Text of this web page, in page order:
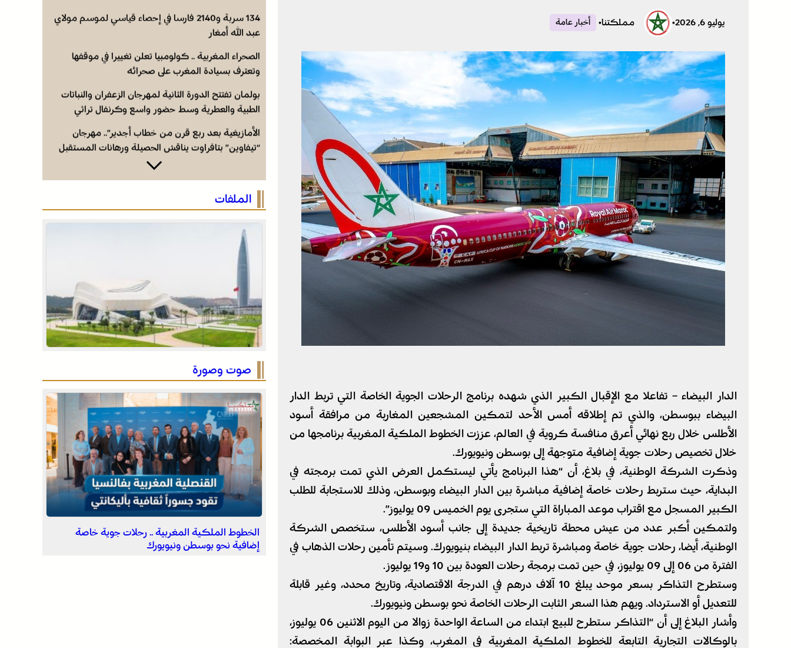
يوليو 6, 2026 • مملكتنا• أخبار عامة
الدار البيضاء – تفاعلا مع الإقبال الكبير الذي شهده برنامج الرحلات الجوية الخاصة التي تربط الدار
البيضاء ببوسطن، والذي تم إطلاقه أمس الأحد لتمكين المشجعين المغاربة من مرافقة أسود
الأطلس خلال ربع نهائي أعرق منافسة كروية في العالم، عززت الخطوط الملكية المغربية برنامجها من
خلال تخصيص رحلات جوية إضافية متوجهة إلى بوسطن ونيويورك.
وذكرت الشركة الوطنية، في بلاغ، أن “هذا البرنامج يأتي ليستكمل العرض الذي تمت برمجته في
البداية، حيث ستربط رحلات خاصة إضافية مباشرة بين الدار البيضاء وبوسطن، وذلك للاستجابة للطلب
الكبير المسجل مع اقتراب موعد المباراة التي ستجرى يوم الخميس 09 يوليوز”.
ولتمكين أكبر عدد من عيش محطة تاريخية جديدة إلى جانب أسود الأطلس، ستخصص الشركة
الوطنية، أيضا، رحلات جوية خاصة ومباشرة تربط الدار البيضاء بنيويورك. وسيتم تأمين رحلات الذهاب في
الفترة من 06 إلى 09 يوليوز، في حين تمت برمجة رحلات العودة بين 10 و19 يوليوز.
وستطرح التذاكر بسعر موحد يبلغ 10 آلاف درهم في الدرجة الاقتصادية، وتاريخ محدد، وغير قابلة
للتعديل أو الاسترداد. ويهم هذا السعر الثابت الرحلات الخاصة نحو بوسطن ونيويورك.
وأشار البلاغ إلى أن “التذاكر ستطرح للبيع ابتداء من الساعة الواحدة زوالا من اليوم الاثنين 06 يوليوز،
بالوكالات التجارية التابعة للخطوط الملكية المغربية في المغرب، وكذا عبر البوابة المخصصة:
134 سربة و2140 فارسا في إحصاء قياسي لموسم مولاي
عبد الله أمغار
الصحراء المغربية .. كولومبيا تعلن تغييرا في موقفها
وتعترف بسيادة المغرب على صحرائه
بولمان تفتتح الدورة الثانية لمهرجان الزعفران والنباتات
الطبية والعطرية وسط حضور واسع وكرنفال تراثي
مميز
الأمازيغية بعد ربع قرن من خطاب أجدير”.. مهرجان
“تيفاوين” بتافراوت يناقش الحصيلة ورهانات المستقبل
134 سربة و2140 فارسا في إحصاء قياسي لموسم مولاي
الصحراء المغربية .. كولومبيا تعلن تغييرا في موقفها
بولمان تفتتح الدورة الثانية لمهرجان الزعفران والنباتات
الطبية والعطرية وسط حضور واسع وكرنفال تراثي
الأمازيغية بعد ربع قرن من خطاب أجدير”.. مهرجان
“تيفاوين” بتافراوت يناقش الحصيلة ورهانات المستقبل
134 سربة و2140 فارسا في إحصاء قياسي لموسم مولاي
عبد الله أمغار
الملفات
صوت وصورة
الخطوط الملكية المغربية .. رحلات جوية خاصة
إضافية نحو بوسطن ونيويورك